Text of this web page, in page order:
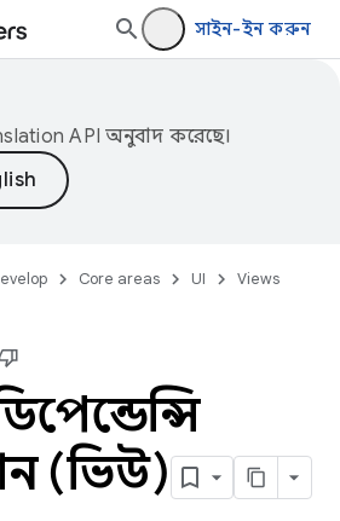
সাইন-ইন করুন
API অনুবাদ করেছে।
Core areas UI
Views
(ভিউ)